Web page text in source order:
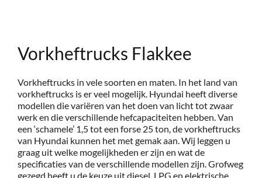
Services
Contact
Vorkheftrucks Flakkee
Vorkheftrucks in vele soorten en maten. In het land van
vorkheftrucks is er veel mogelijk. Hyundai heeft diverse
modellen die variëren van het doen van licht tot zwaar
werk en die verschillende hefcapaciteiten hebben. Van
een ‘schamele’ 1,5 tot een forse 25 ton, de vorkheftrucks
van Hyundai kunnen het met gemak aan. Wij leggen u
graag uit welke mogelijkheden er zijn en wat de
specificaties van de verschillende modellen zijn. Grofweg
gezegd heeft u de keuze uit diesel, LPG en elektrische